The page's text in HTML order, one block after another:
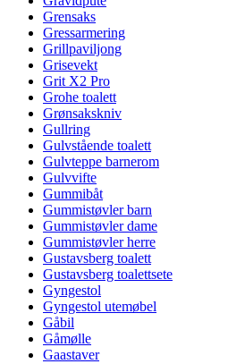
Grensaks
Gressarmering
Grillpaviljong
Grisevekt
Grit X2 Pro
Grohe toalett
Grønsakskniv
Gullring
Gulvstående toalett
Gulvteppe barnerom
Gulvvifte
Gummibåt
Gummistøvler barn
Gummistøvler dame
Gummistøvler herre
Gustavsberg toalett
Gustavsberg toalettsete
Gyngestol
Gyngestol utemøbel
Gåbil
Gåmølle
Gaastaver